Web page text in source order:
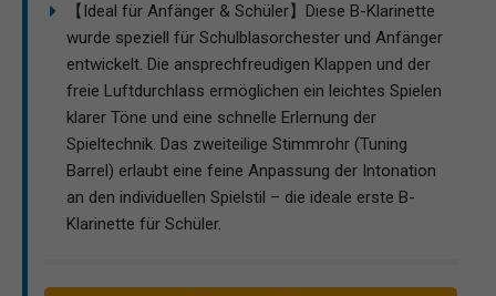
【Ideal für Anfänger & Schüler】Diese B-Klarinette
wurde speziell für Schulblasorchester und Anfänger
entwickelt. Die ansprechfreudigen Klappen und der
freie Luftdurchlass ermöglichen ein leichtes Spielen
klarer Töne und eine schnelle Erlernung der
Spieltechnik. Das zweiteilige Stimmrohr (Tuning
Barrel) erlaubt eine feine Anpassung der Intonation
an den individuellen Spielstil – die ideale erste B-
Klarinette für Schüler.